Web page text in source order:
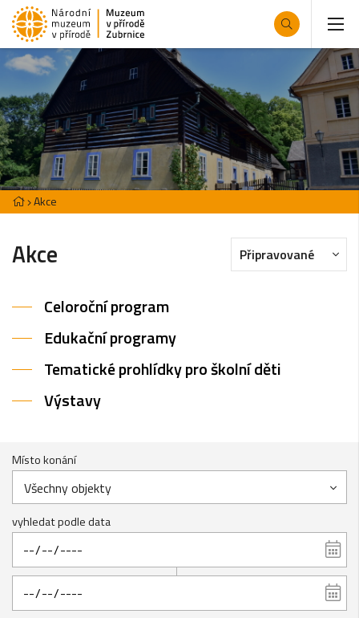
Akce
Akce Připravované
Celoroční program
Edukační programy
Tematické prohlídky pro školní děti
Výstavy
Místo konání
Všechny objekty
vyhledat podle data